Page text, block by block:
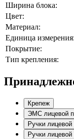
Ширина блока:
Цвет:
Материал:
Единица измерения:
Покрытие:
Тип крепления:
Крепеж
ЭМС лицевой
Ручки
Ручки